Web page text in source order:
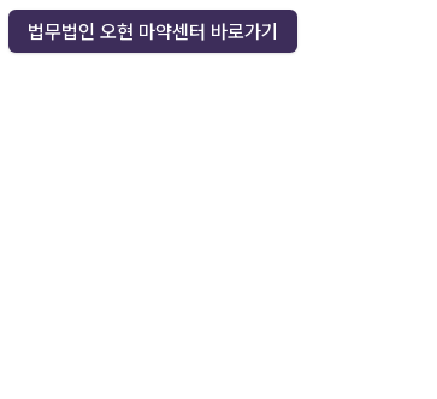
법무법인 오현 마약센터 바로가기